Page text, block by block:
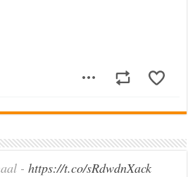
-https://t.co/sRdwdnXack